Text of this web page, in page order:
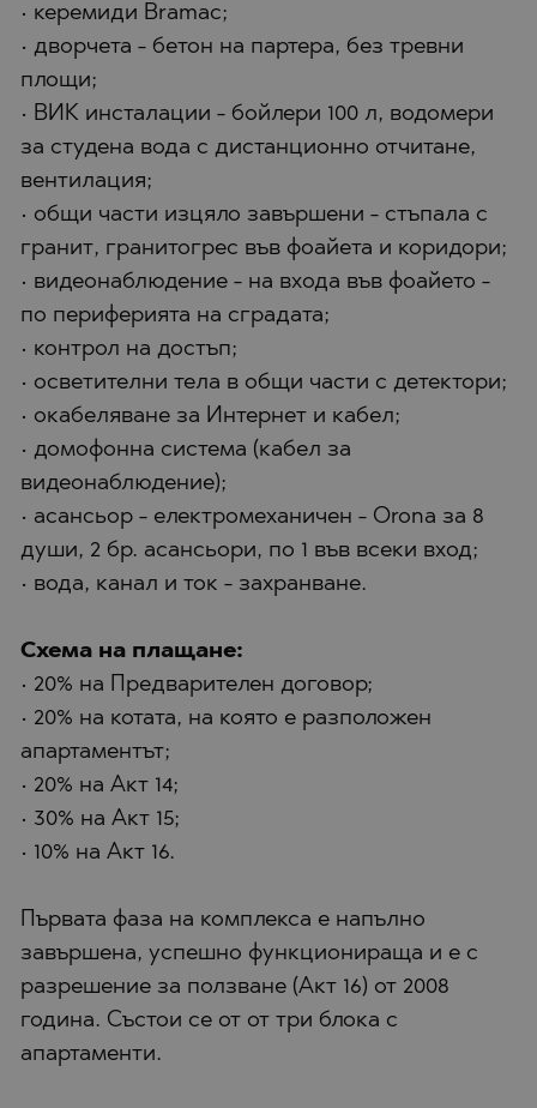
• керемиди Bramac;
• дворчета - бетон на партера, без тревни
площи;
• ВИК инсталации - бойлери 100 л, водомери
за студена вода с дистанционно отчитане,
вентилация;
• общи части изцяло завършени - стъпала с
гранит, гранитогрес във фоайета и коридори;
• видеонаблюдение - на входа във фоайето -
по периферията на сградата;
• контрол на достъп;
• осветителни тела в общи части с детектори;
• окабеляване за Интернет и кабел;
• домофонна система (кабел за
видеонаблюдение);
• асансьор - електромеханичен - Orona за 8
души, 2 бр. асансьори, по 1 във всеки вход;
• вода, канал и ток - захранване.
Схема на плащане:
• 20% на Предварителен договор;
• 20% на котата, на която е разположен
апартаментът;
• 20% на Акт 14;
• 30% на Акт 15;
• 10% на Акт 16.
Първата фаза на комплекса е напълно
завършена, успешно функционираща и е с
разрешение за ползване (Акт 16) от 2008
година. Състои се от от три блока с
апартаменти.